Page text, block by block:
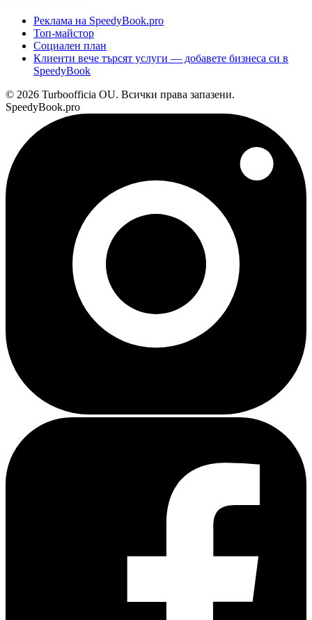
Реклама на SpeedyBook.pro
Топ-майстор
Социален план
Клиенти вече търсят услуги — добавете бизнеса си в
SpeedyBook
© 2026 Turboofficia OU. Всички права запазени.
SpeedyBook.pro